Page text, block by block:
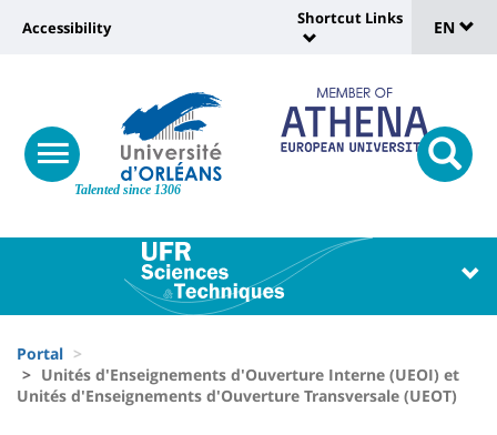
Site
Talented since 1306
Université
Recherche
responsive
menu
Université
vers
page
Accessibility
:
Shortcut
Links
Shortcut Links
de
EN
Université
Block
liste
des
d'Ariane
Portal
Unités d'Enseignements d'Ouverture Interne (UEOI) et
Unités d'Enseignements d'Ouverture Transversale (UEOT)